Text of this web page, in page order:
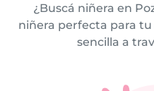
¿Buscá niñera en
niñera perfecta para
sencilla a